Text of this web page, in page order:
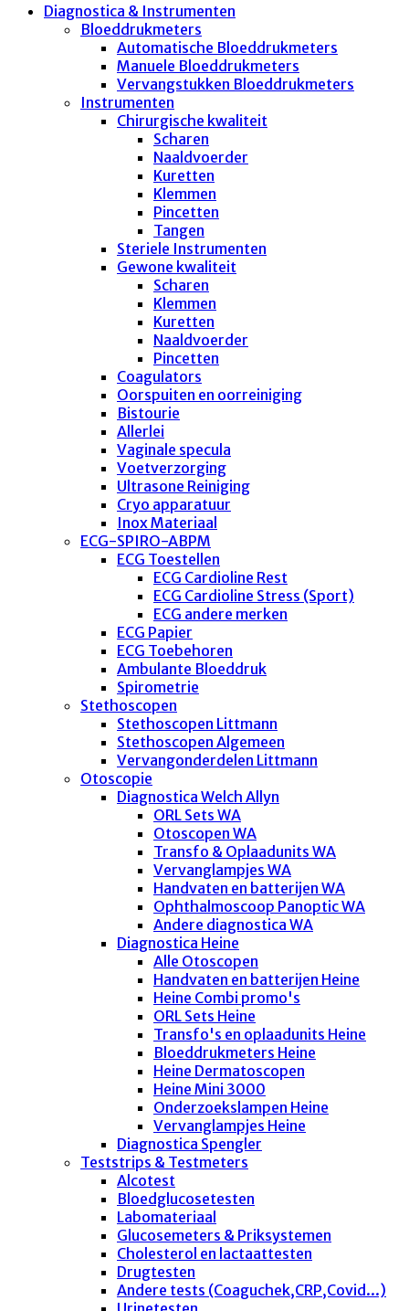
Diagnostica & Instrumenten
Bloeddrukmeters
Automatische Bloeddrukmeters
Manuele Bloeddrukmeters
Vervangstukken Bloeddrukmeters
Instrumenten
Chirurgische kwaliteit
Scharen
Naaldvoerder
Kuretten
Klemmen
Pincetten
Tangen
Steriele Instrumenten
Gewone kwaliteit
Scharen
Klemmen
Kuretten
Naaldvoerder
Pincetten
Coagulators
Oorspuiten en oorreiniging
Bistourie
Allerlei
Vaginale specula
Voetverzorging
Ultrasone Reiniging
Cryo apparatuur
Inox Materiaal
ECG-SPIRO-ABPM
ECG Toestellen
ECG Cardioline Rest
ECG Cardioline Stress (Sport)
ECG andere merken
ECG Papier
ECG Toebehoren
Ambulante Bloeddruk
Spirometrie
Stethoscopen
Stethoscopen Littmann
Stethoscopen Algemeen
Vervangonderdelen Littmann
Otoscopie
Diagnostica Welch Allyn
ORL Sets WA
Otoscopen WA
Transfo & Oplaadunits WA
Vervanglampjes WA
Handvaten en batterijen WA
Ophthalmoscoop Panoptic WA
Andere diagnostica WA
Diagnostica Heine
Alle Otoscopen
Handvaten en batterijen Heine
Heine Combi promo's
ORL Sets Heine
Transfo's en oplaadunits Heine
Bloeddrukmeters Heine
Heine Dermatoscopen
Heine Mini 3000
Onderzoekslampen Heine
Vervanglampjes Heine
Diagnostica Spengler
Teststrips & Testmeters
Alcotest
Bloedglucosetesten
Labomateriaal
Glucosemeters & Priksystemen
Cholesterol en lactaattesten
Drugtesten
Andere tests (Coaguchek,CRP,Covid...)